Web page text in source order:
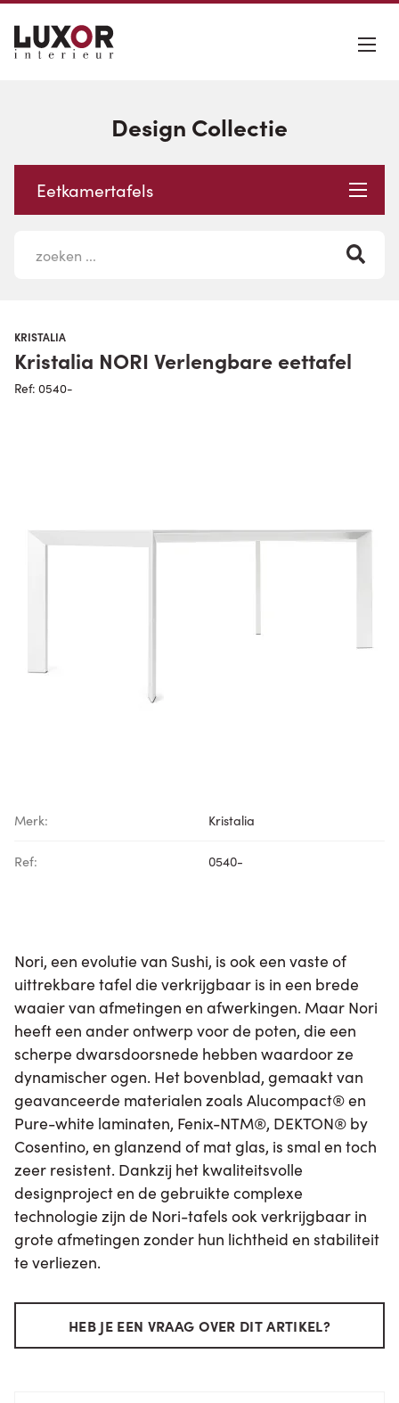
Design Collectie
Eetkamertafels
KRISTALIA
Kristalia NORI Verlengbare eettafel
Ref: 0540-
Merk: Kristalia
Ref: 0540-
Nori, een evolutie van Sushi, is ook een vaste of
uittrekbare tafel die verkrijgbaar is in een brede
waaier van afmetingen en afwerkingen. Maar Nori
heeft een ander ontwerp voor de poten, die een
scherpe dwarsdoorsnede hebben waardoor ze
dynamischer ogen. Het bovenblad, gemaakt van
geavanceerde materialen zoals Alucompact® en
Pure-white laminaten, Fenix-NTM®, DEKTON® by
Cosentino, en glanzend of mat glas, is smal en toch
zeer resistent. Dankzij het kwaliteitsvolle
designproject en de gebruikte complexe
technologie zijn de Nori-tafels ook verkrijgbaar in
grote afmetingen zonder hun lichtheid en stabiliteit
te verliezen.
HEB JE EEN VRAAG OVER DIT ARTIKEL?